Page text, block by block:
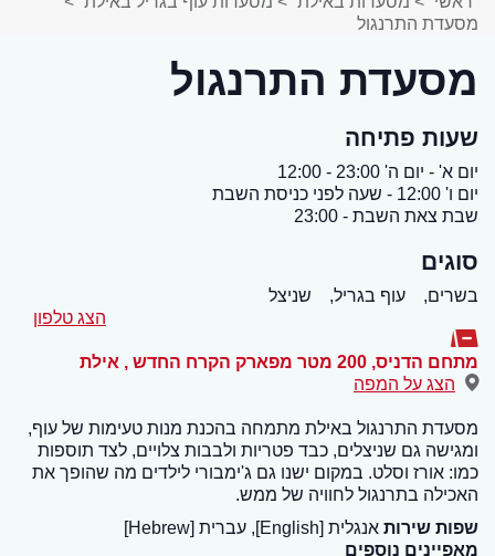
מסעדת התרנגול
מסעדת התרנגול
שעות פתיחה
יום א' - יום ה' 23:00 - 12:00
יום ו' 12:00 - שעה לפני כניסת השבת
שבת צאת השבת - 23:00
סוגים
בשרים, עוף בגריל,
שניצל
הצג טלפון
מתחם הדניס, 200 מטר מפארק הקרח החדש , אילת
הצג על המפה
מסעדת התרנגול באילת מתמחה בהכנת מנות טעימות של עוף,
ומגישה גם שניצלים, כבד פטריות ולבבות צלויים, לצד תוספות
כמו: אורז וסלט. במקום ישנו גם ג'ימבורי לילדים מה שהופך את
האכילה בתרנגול לחוויה של ממש.
שפות שירות אנגלית [English], עברית [Hebrew]
מאפיינים נוספים